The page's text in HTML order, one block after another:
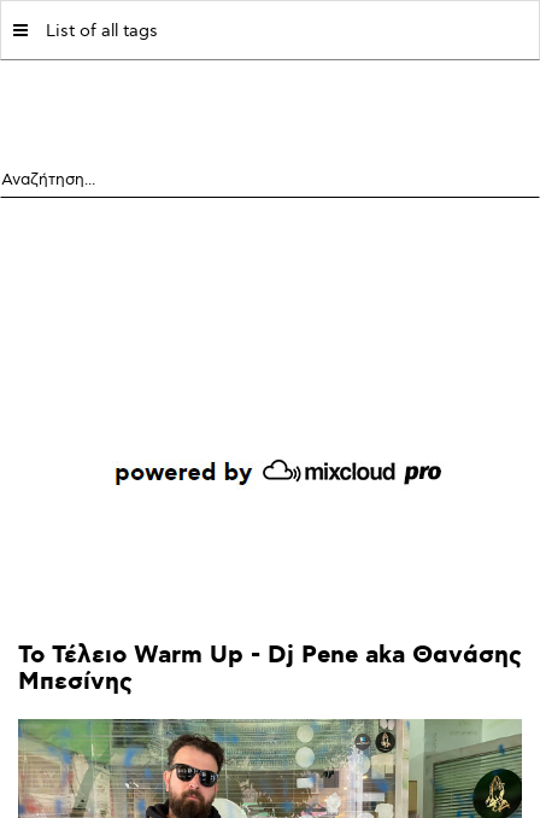
MY|PODCASTS BY AVOPOLIS
List of all tags
To Τέλειο Warm Up - Dj Pene aka Θανάσης
Μπεσίνης